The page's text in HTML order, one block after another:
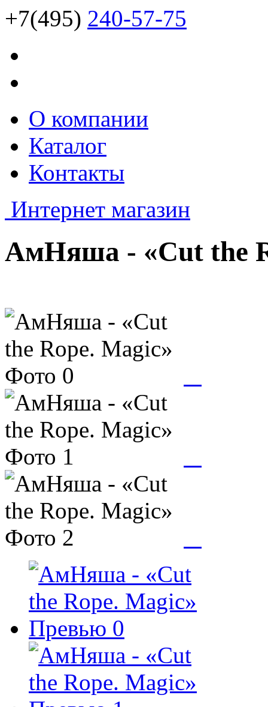
+7(495) 240-57-75
О компании
Каталог
Контакты
Интернет магазин
АмНяша - «Cut the